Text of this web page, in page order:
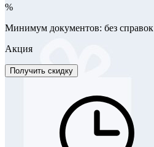
%
Минимум документов: без
Акция
Получить скидку